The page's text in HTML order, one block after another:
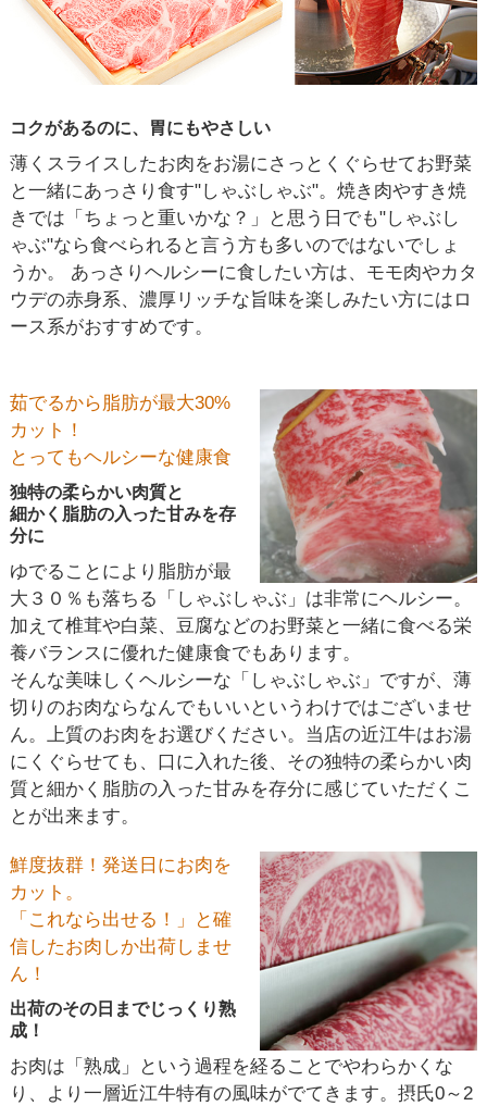
コクがあるのに、胃にもやさしい
薄くスライスしたお肉をお湯にさっとくぐらせてお野菜
と一緒にあっさり食す"しゃぶしゃぶ"。焼き肉やすき焼
きでは「ちょっと重いかな？」と思う日でも"しゃぶし
ゃぶ"なら食べられると言う方も多いのではないでしょ
うか。 あっさりヘルシーに食したい方は、モモ肉やカタ
ウデの赤身系、濃厚リッチな旨味を楽しみたい方にはロ
ース系がおすすめです。
茹でるから脂肪が最大30%
カット！
とってもヘルシーな健康食
独特の柔らかい肉質と
細かく脂肪の入った甘みを存
分に
ゆでることにより脂肪が最
大３０％も落ちる「しゃぶしゃぶ」は非常にヘルシー。
加えて椎茸や白菜、豆腐などのお野菜と一緒に食べる栄
養バランスに優れた健康食でもあります。
そんな美味しくヘルシーな「しゃぶしゃぶ」ですが、薄
切りのお肉ならなんでもいいというわけではございませ
ん。上質のお肉をお選びください。当店の近江牛はお湯
にくぐらせても、口に入れた後、その独特の柔らかい肉
質と細かく脂肪の入った甘みを存分に感じていただくこ
とが出来ます。
鮮度抜群！発送日にお肉を
カット。
「これなら出せる！」と確
信したお肉しか出荷しませ
ん！
出荷のその日までじっくり熟
成！
お肉は「熟成」という過程を経ることでやわらかくな
り、より一層近江牛特有の風味がでてきます。摂氏0～2